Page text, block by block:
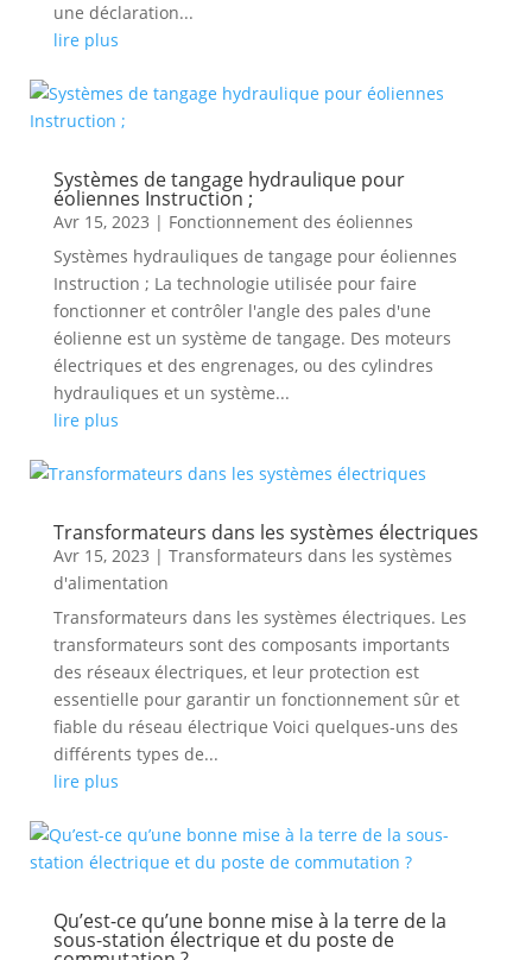
une déclaration...
lire plus
Systèmes de tangage hydraulique pour
éoliennes Instruction ;
Avr 15, 2023 | Fonctionnement des éoliennes
Systèmes hydrauliques de tangage pour éoliennes
Instruction ; La technologie utilisée pour faire
fonctionner et contrôler l'angle des pales d'une
éolienne est un système de tangage. Des moteurs
électriques et des engrenages, ou des cylindres
hydrauliques et un système...
lire plus
Transformateurs dans les systèmes électriques
Avr 15, 2023 | Transformateurs dans les systèmes
d'alimentation
Transformateurs dans les systèmes électriques. Les
transformateurs sont des composants importants
des réseaux électriques, et leur protection est
essentielle pour garantir un fonctionnement sûr et
fiable du réseau électrique Voici quelques-uns des
différents types de...
lire plus
Qu’est-ce qu’une bonne mise à la terre de la
sous-station électrique et du poste de